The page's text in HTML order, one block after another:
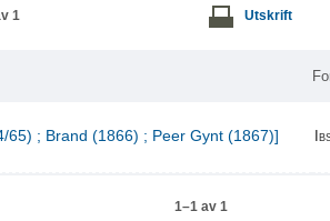
1 Utskrift
65) ; Brand (1866) ; Peer Gynt (1867)]
1–1 av 1